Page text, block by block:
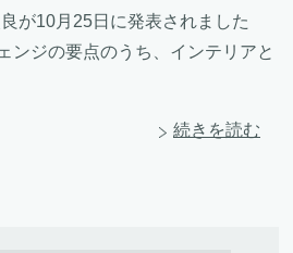
が10月25日に発表されました
ンジの要点のうち、インテリアと
続きを読む